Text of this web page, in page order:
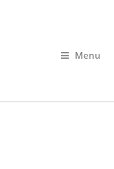
Menu